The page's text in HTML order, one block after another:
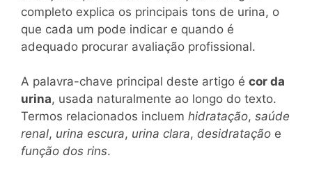
completo explica os principais tons de urina, o
que cada um pode indicar e quando é
adequado procurar avaliação profissional.
A palavra-chave principal deste artigo é cor da
urina, usada naturalmente ao longo do texto.
Termos relacionados incluem hidratação, saúde
renal, urina escura, urina clara, desidratação e
função dos rins.